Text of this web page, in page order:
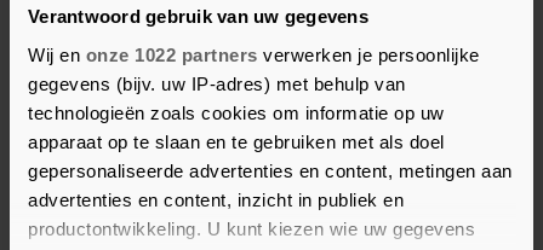
Verantwoord gebruik van uw gegevens
Wij en onze 1022 partners verwerken je persoonlijke
gegevens (bijv. uw IP-adres) met behulp van
technologieën zoals cookies om informatie op uw
apparaat op te slaan en te gebruiken met als doel
gepersonaliseerde advertenties en content, metingen aan
advertenties en content, inzicht in publiek en
productontwikkeling. U kunt kiezen wie uw gegevens
zorgen dat ze gladgestreken worden."